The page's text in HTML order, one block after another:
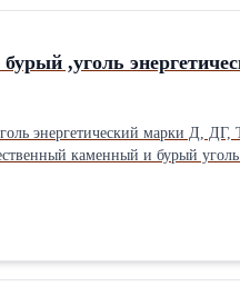
,уголь
энергетический марки Д,
каменный и бурый
фракций. Отгружаем на
Вера, Азов,
20-90, 89105055309